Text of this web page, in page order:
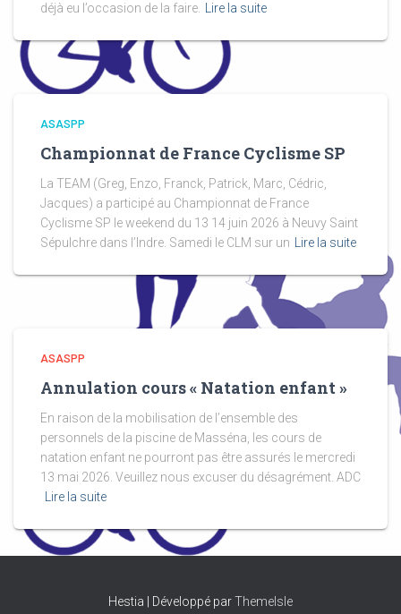
déjà eu l’occasion de la faire. Lire la suite
ASASPP
Championnat de France Cyclisme SP
La TEAM (Greg, Enzo, Franck, Patrick, Marc, Cédric,
Jacques) a participé au Championnat de France
Cyclisme SP le weekend du 13 14 juin 2026 à Neuvy Saint
Sépulchre dans l’Indre. Samedi le CLM sur un Lire la suite
ASASPP
Annulation cours « Natation enfant »
En raison de la mobilisation de l’ensemble des
personnels de la piscine de Masséna, les cours de
natation enfant ne pourront pas être assurés le mercredi
13 mai 2026. Veuillez nous excuser du désagrément. ADC
Lire la suite
Hestia | Développé parThemeIsle